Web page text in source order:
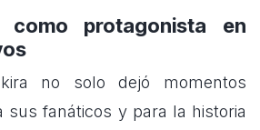
como protagonista en
no solo dejó momentos
sus fanáticos y para la historia